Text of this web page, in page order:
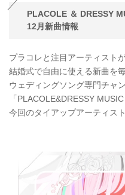
PLACOLE ＆ DRESSY
12月新曲情報
プラコレと注目アーティスト
結婚式で自由に使える新曲を
ウェディングソング専門チャ
「PLACOLE&DRESSY MUSIC
今回のタイアップアーティス